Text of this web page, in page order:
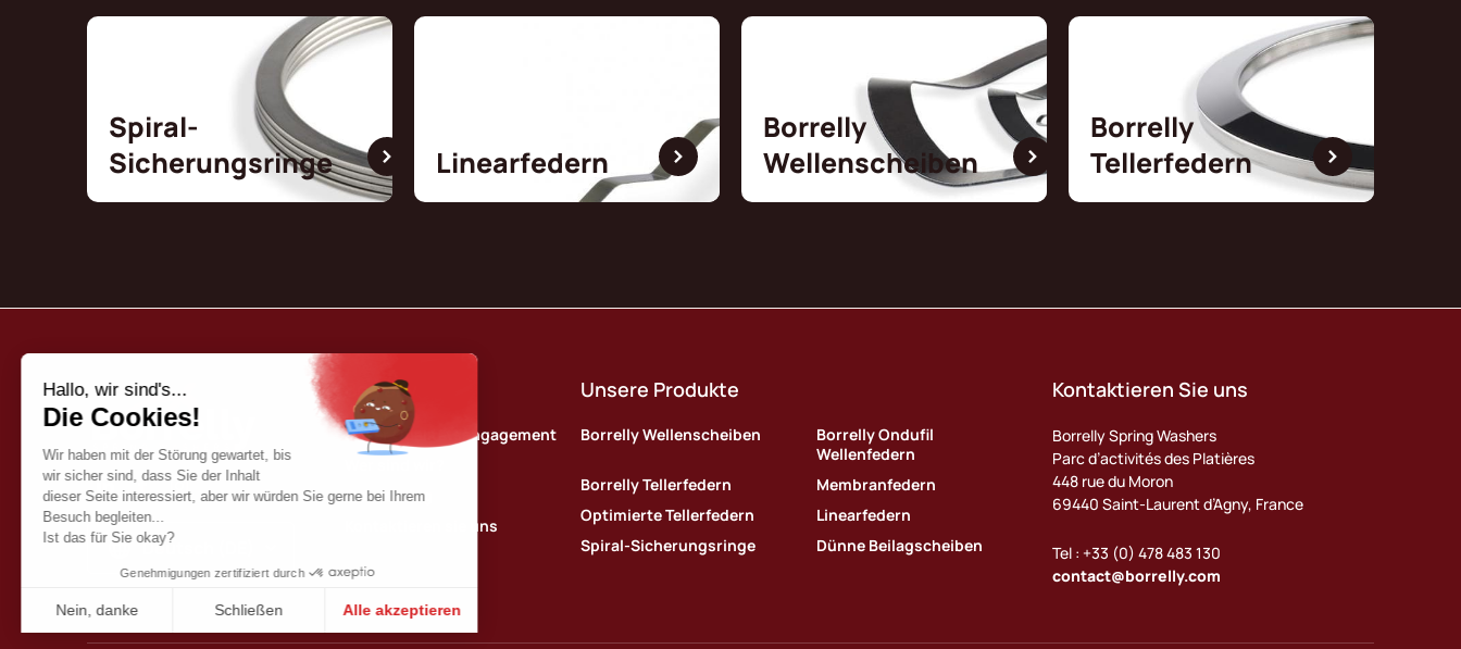
Spiral-
Sicherungsringe
Linearfedern
Borrelly
Wellenscheiben
Borrelly
Tellerfedern
Deutsch (DE)
Borrelly
Unser Qualitätsengagement
Our katalog
Kontaktieren sie uns
Unsere Produkte
Borrelly Wellenscheiben
Borrelly Ondufil
Wellenfedern
Borrelly Tellerfedern
Membranfedern
Optimierte Tellerfedern
Linearfedern
Spiral-Sicherungsringe
Dünne Beilagscheiben
Kontaktieren Sie uns
Borrelly Spring Washers
Parc d’activités des Platières
448 rue du Moron
69440 Saint-Laurent d’Agny, France
Tel : +33 (0) 478 483 130
contact@borrelly.com